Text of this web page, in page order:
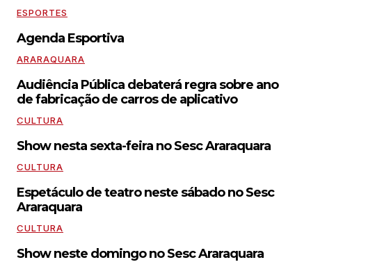
ESPORTES
Agenda Esportiva
ARARAQUARA
Audiência Pública debaterá regra sobre ano
de fabricação de carros de aplicativo
CULTURA
Show nesta sexta-feira no Sesc Araraquara
CULTURA
Espetáculo de teatro neste sábado no Sesc
Araraquara
CULTURA
Show neste domingo no Sesc Araraquara